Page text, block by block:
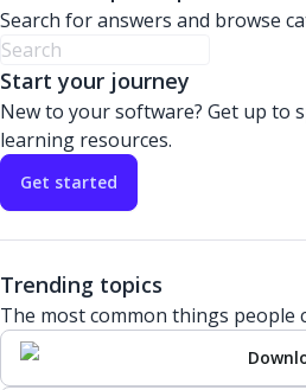
Search for answers and browse
Start your journey
New to your software? Get up to
learning resources.
Get started
Trending topics
The most common things people